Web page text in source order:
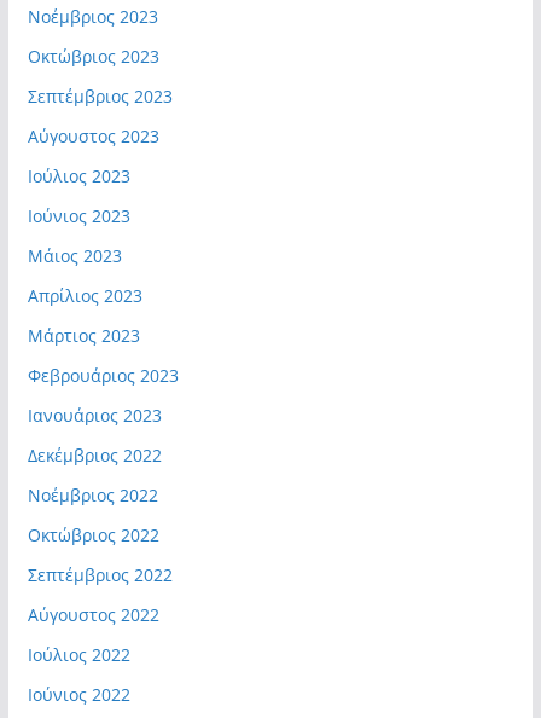
Νοέμβριος 2023
Οκτώβριος 2023
Σεπτέμβριος 2023
Αύγουστος 2023
Ιούλιος 2023
Ιούνιος 2023
Μάιος 2023
Απρίλιος 2023
Μάρτιος 2023
Φεβρουάριος 2023
Ιανουάριος 2023
Δεκέμβριος 2022
Νοέμβριος 2022
Οκτώβριος 2022
Σεπτέμβριος 2022
Αύγουστος 2022
Ιούλιος 2022
Ιούνιος 2022